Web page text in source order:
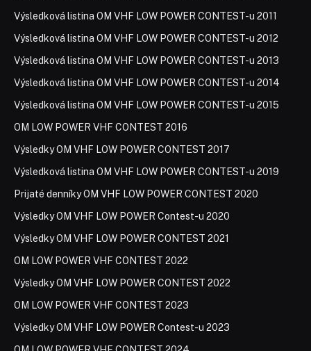
Výsledková listina OM VHF LOW POWER CONTEST-u 2011
Výsledková listina OM VHF LOW POWER CONTEST-u 2012
Výsledková listina OM VHF LOW POWER CONTEST-u 2013
Výsledková listina OM VHF LOW POWER CONTEST-u 2014
Výsledková listina OM VHF LOW POWER CONTEST-u 2015
OM LOW POWER VHF CONTEST 2016
Výsledky OM VHF LOW POWER CONTEST 2017
Výsledková listina OM VHF LOW POWER CONTEST-u 2019
Prijaté denníky OM VHF LOW POWER CONTEST 2020
Výsledky OM VHF LOW POWER Contest-u 2020
Výsledky OM VHF LOW POWER CONTEST 2021
OM LOW POWER VHF CONTEST 2022
Výsledky OM VHF LOW POWER CONTEST 2022
OM LOW POWER VHF CONTEST 2023
Výsledky OM VHF LOW POWER Contest-u 2023